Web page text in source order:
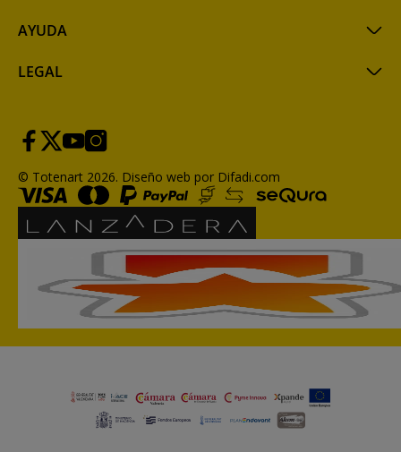
AYUDA
LEGAL
© Totenart 2026. Diseño web por Difadi.com